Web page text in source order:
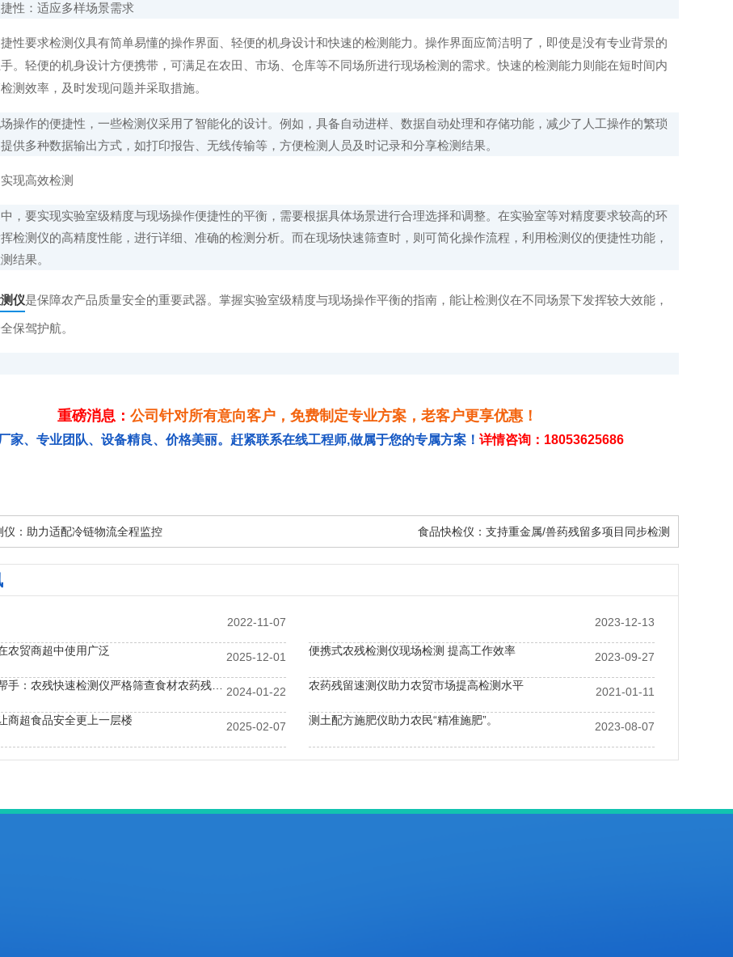
：适应多样场景需求
要求检测仪具有简单易懂的操作界面、轻便的机身设计和快速的检测能力。操作界面应简洁明了，即使是没有专业背景的
。轻便的机身设计方便携带，可满足在农田、市场、仓库等不同场所进行现场检测的需求。快速的检测能力则能在短时间内
测效率，及时发现问题并采取措施。
作的便捷性，一些检测仪采用了智能化的设计。例如，具备自动进样、数据自动处理和存储功能，减少了人工操作的繁琐
供多种数据输出方式，如打印报告、无线传输等，方便检测人员及时记录和分享检测结果。
现高效检测
要实现实验室级精度与现场操作便捷性的平衡，需要根据具体场景进行合理选择和调整。在实验室等对精度要求较高的环
检测仪的高精度性能，进行详细、准确的检测分析。而在现场快速筛查时，则可简化操作流程，利用检测仪的便捷性功能，
结果。
仪是保障农产品质量安全的重要武器。掌握实验室级精度与现场操作平衡的指南，能让检测仪在不同场景下发挥较大效能，
保驾护航。
重磅消息：公司针对所有意向客户，免费制定专业方案，老客户更享优惠！
家、专业团队、设备精良、价格美丽。赶紧联系在线工程师,做属于您的专属方案！ 详情咨询：18053625686
仪：助力适配冷链物流全程监控 食品快检仪：支持重金属/兽药残留多项目同步检测
2022-11-07
农贸商超中使用广泛
2023-12-13
便携式农残检测仪现场检测 提高工作效率
2025-12-01 2023-09-27
农药残留速测仪助力农贸市场提高检测水平
2024-01-22
商超食品安全更上一层楼
2021-01-11
测土配方施肥仪助力农民“精准施肥”。
2025-02-07 2023-08-07